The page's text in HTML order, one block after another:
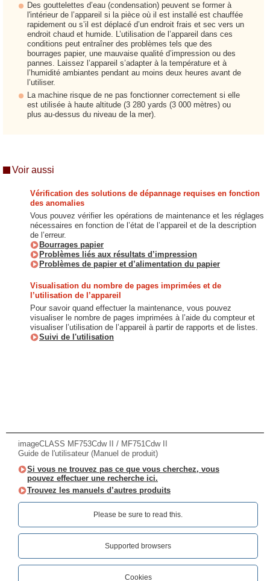
Des gouttelettes d’eau (condensation) peuvent se former à
l'intérieur de l’appareil si la pièce où il est installé est chauffée
rapidement ou s’il est déplacé d’un endroit frais et sec vers un
endroit chaud et humide. L’utilisation de l’appareil dans ces
conditions peut entraîner des problèmes tels que des
bourrages papier, une mauvaise qualité d’impression ou des
pannes. Laissez l’appareil s’adapter à la température et à
l’humidité ambiantes pendant au moins deux heures avant de
l’utiliser.
La machine risque de ne pas fonctionner correctement si elle
est utilisée à haute altitude (3 280 yards (3 000 mètres) ou
plus au-dessus du niveau de la mer).
Voir aussi
Vérification des solutions de dépannage requises en fonction
des anomalies
Vous pouvez vérifier les opérations de maintenance et les réglages
nécessaires en fonction de l’état de l’appareil et de la description
de l’erreur.
Bourrages papier
Problèmes liés aux résultats d’impression
Problèmes de papier et d’alimentation du papier
Visualisation du nombre de pages imprimées et de
l’utilisation de l’appareil
Pour savoir quand effectuer la maintenance, vous pouvez
visualiser le nombre de pages imprimées à l’aide du compteur et
visualiser l’utilisation de l’appareil à partir de rapports et de listes.
Suivi de l'utilisation
imageCLASS MF753Cdw II / MF751Cdw II
Guide de l'utilisateur (Manuel de produit)
Si vous ne trouvez pas ce que vous cherchez, vous
pouvez effectuer une recherche ici.
Trouvez les manuels d’autres produits
Please be sure to read this.‎
Supported browsers
Cookies